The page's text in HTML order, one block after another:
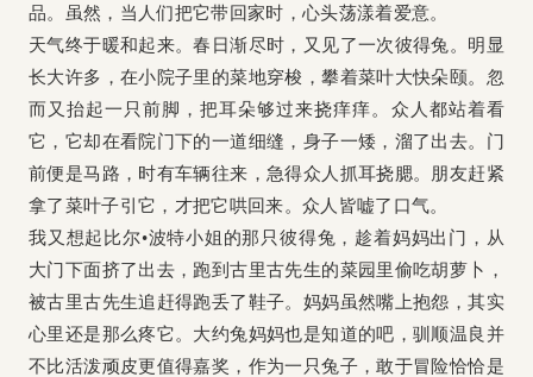
品。虽然，当人们把它带回家时，心头荡漾着爱意。
天气终于暖和起来。春日渐尽时，又见了一次彼得兔。明显
长大许多，在小院子里的菜地穿梭，攀着菜叶大快朵颐。忽
而又抬起一只前脚，把耳朵够过来挠痒痒。众人都站着看
它，它却在看院门下的一道细缝，身子一矮，溜了出去。门
前便是马路，时有车辆往来，急得众人抓耳挠腮。朋友赶紧
拿了菜叶子引它，才把它哄回来。众人皆嘘了口气。
我又想起比尔•波特小姐的那只彼得兔，趁着妈妈出门，从
大门下面挤了出去，跑到古里古先生的菜园里偷吃胡萝卜，
被古里古先生追赶得跑丢了鞋子。妈妈虽然嘴上抱怨，其实
心里还是那么疼它。大约兔妈妈也是知道的吧，驯顺温良并
不比活泼顽皮更值得嘉奖，作为一只兔子，敢于冒险恰恰是